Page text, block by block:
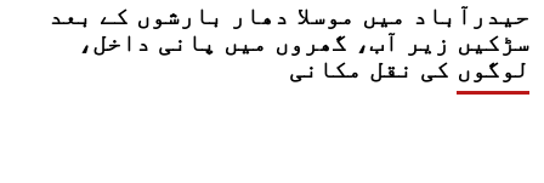
حیدرآباد میں موسلا دھار بارشوں کے بعد
سڑکیں زیر آب، گھروں میں پانی داخل،
لوگوں کی نقل مکانی